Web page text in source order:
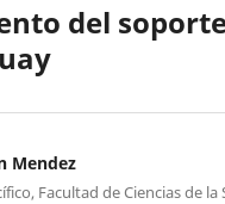
del
Mendez
Facultad de Ciencias de